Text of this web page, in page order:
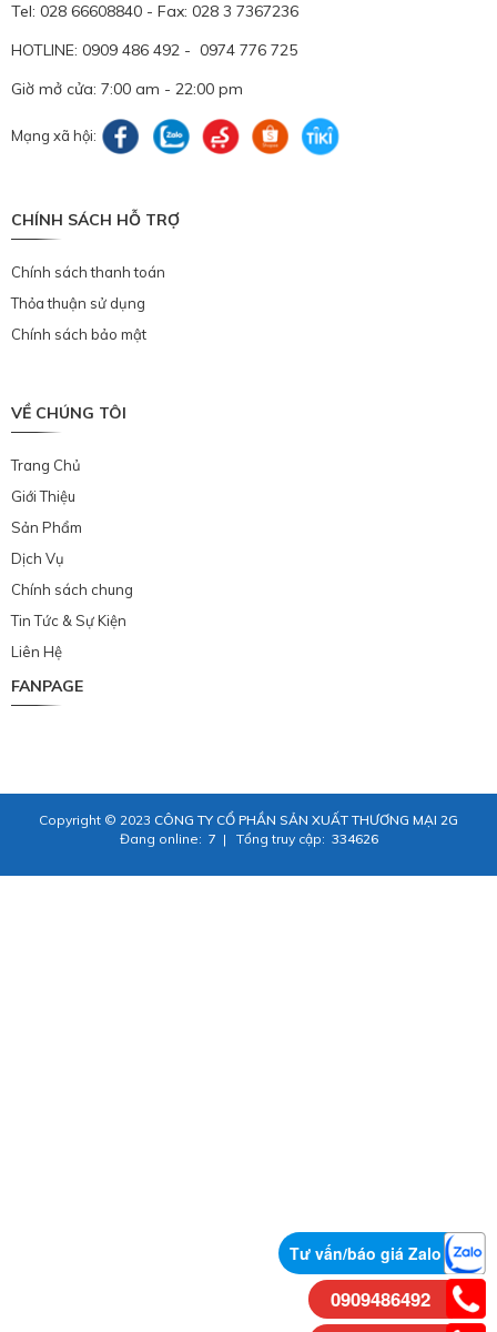
Tel: 028 66608840 - Fax: 028 3 7367236
HOTLINE: 0909 486 492 - 0974 776 725
Giờ mở cửa: 7:00 am - 22:00 pm
Mạng xã hội:
CHÍNH SÁCH HỖ TRỢ
Chính sách thanh toán
Thỏa thuận sử dụng
Chính sách bảo mật
VỀ CHÚNG TÔI
Trang Chủ
Giới Thiệu
Sản Phẩm
Dịch Vụ
Chính sách chung
Tin Tức & Sự Kiện
Liên Hệ
FANPAGE
Copyright © 2023 CÔNG TY CỔ PHẦN SẢN XUẤT THƯƠNG MẠI 2G
Đang online: 7 | Tổng truy cập: 334626
Tư vấn/báo giá Zalo
0909486492